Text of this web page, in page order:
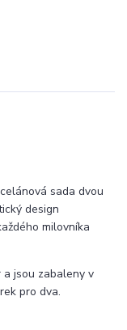
sada dvou
design
milovníka
jsou zabaleny v
pro dva.